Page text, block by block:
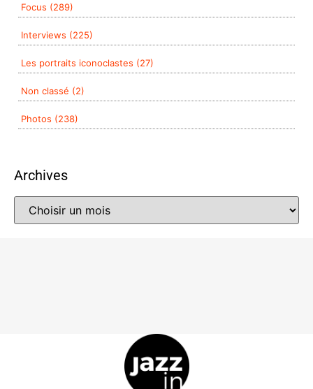
Focus (289)
Interviews (225)
Les portraits iconoclastes (27)
Non classé (2)
Photos (238)
Archives